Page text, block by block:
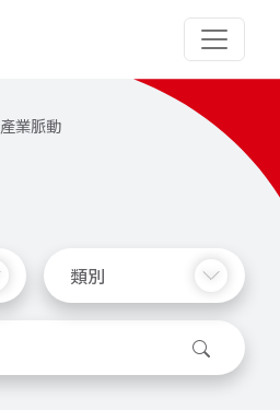
產業脈動
類別